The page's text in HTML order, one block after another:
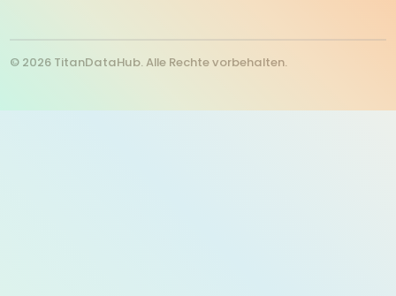
© 2026 TitanDataHub. Alle Rechte vorbehalten.